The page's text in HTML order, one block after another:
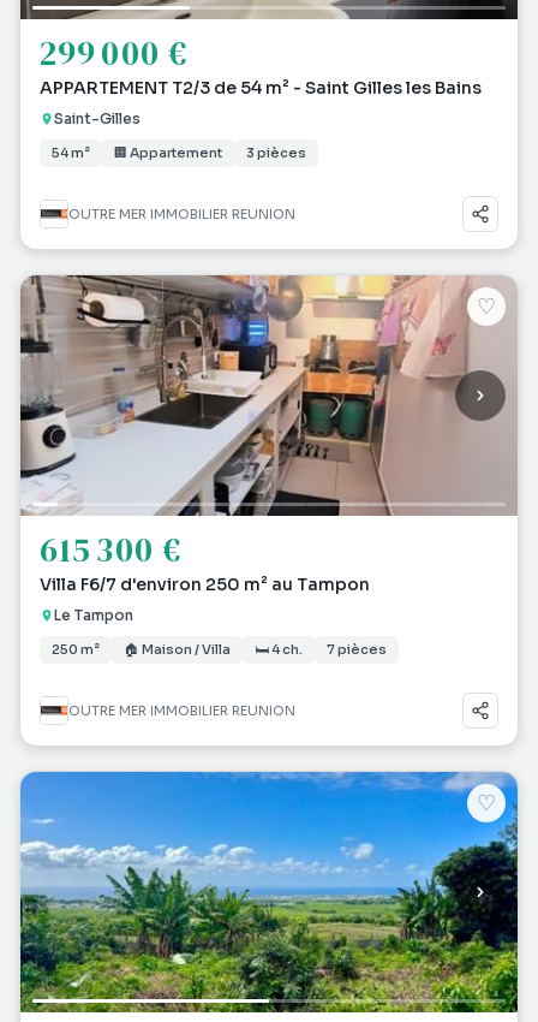
299 000 €
APPARTEMENT T2/3 de 54 m² - Saint Gilles les Bains
Saint-Gilles
54 m² 🏢 Appartement 3 pièces
OUTRE MER IMMOBILIER REUNION
♡
615 300 €
Villa F6/7 d'environ 250 m² au Tampon
Le Tampon
250 m² 🏠 Maison / Villa 🛏 4 ch. 7 pièces
OUTRE MER IMMOBILIER REUNION
♡